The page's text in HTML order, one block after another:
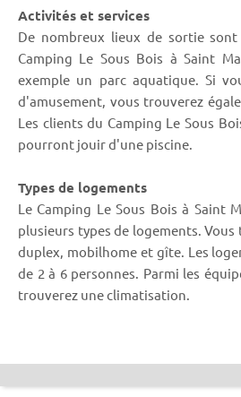
Activités et services
De nombreux lieux de sortie sont
Camping Le Sous Bois à Saint
exemple un parc aquatique. Si
d'amusement, vous trouverez
Les clients du Camping Le Sous
pourront jouir d'une piscine.
Types de logements
Le Camping Le Sous Bois à Saint
plusieurs types de logements.
duplex, mobilhome et gîte. Les
de 2 à 6 personnes. Parmi les
trouverez une climatisation.